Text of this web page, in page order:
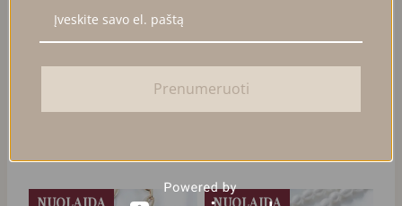
MEDALIONU
MEDALIONU
25,00€
Prenumeruoti